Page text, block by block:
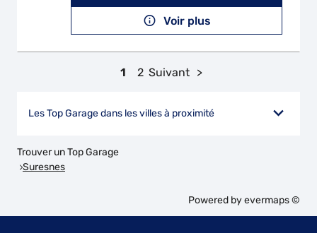
Voir plus
1 2 Suivant
Les Top Garage dans les villes à proximité
Trouver un Top Garage
Suresnes
Powered byevermaps ©